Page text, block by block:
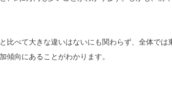
比べて大きな違いはないにも関わらず、全体で
傾向にあることがわかります。